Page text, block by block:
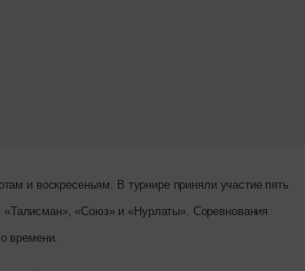
и воскресеньям. В турнире приняли участие пять
«Союз» и «Нурлаты». Соревнования
времени.